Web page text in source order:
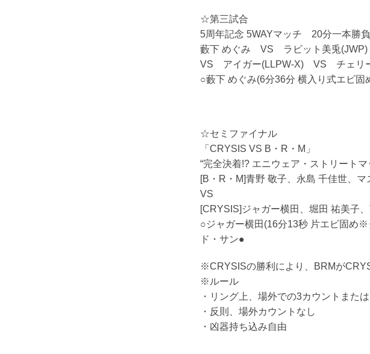
☆第三試合
5周年記念 5WAYマッチ 20分一本勝負
藪下 めぐみ VS ラビット美兎
VS アイガー(LLPW-X) VS チェリ
○藪下 めぐみ(6分36分 横入り式エビ固
☆セミファイナル
「CRYSIS VS B・R・M」
“完全決着!? エニウェア・ストリート
[B・R・M]青野 敬子、永島 千佳世、マ
VS
[CRYSIS]ジャガー横田、堀田 祐美子
○ジャガー横田(16分13秒 片エビ固め※
ド・サン●
※CRYSISの勝利により、BRMが
※ルール
・リング上、場外での3カウントまた
・反則、場外カウントなし
・凶器持ち込み自由